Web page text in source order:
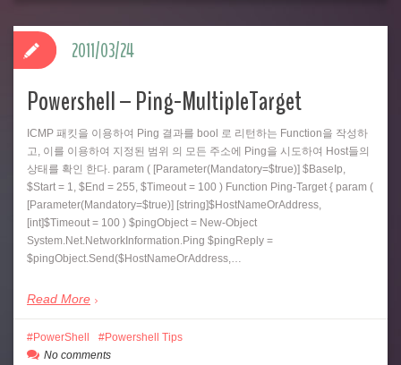
Powershell – Ping-MultipleTarget
ICMP 패킷을 이용하여 Ping 결과를 bool 로 리턴하는 Function을 작성하
고, 이를 이용하여 지정된 범위 의 모든 주소에 Ping을 시도하여 Host들의
상태를 확인 한다. param ( [Parameter(Mandatory=$true)] $BaseIp,
$Start = 1, $End = 255, $Timeout = 100 ) Function Ping-Target { param (
[Parameter(Mandatory=$true)] [string]$HostNameOrAddress,
[int]$Timeout = 100 ) $pingObject = New-Object
System.Net.NetworkInformation.Ping $pingReply =
$pingObject.Send($HostNameOrAddress,…
Read More
2011/03/24
PowerShell
Powershell Tips
No comments